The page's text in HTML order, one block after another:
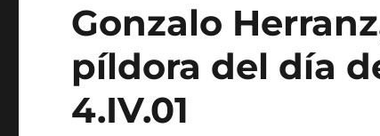
Gonzalo
píldora del día
4.IV.01